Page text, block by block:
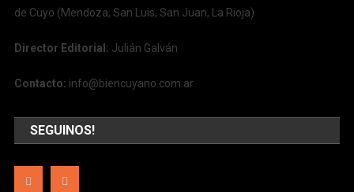
de Cuyo (Mendoza, San Luis, San Juan, La Rioja)
Director Editorial: Julián Galván
Contacto: info@biencuyano.com.ar
SEGUINOS!